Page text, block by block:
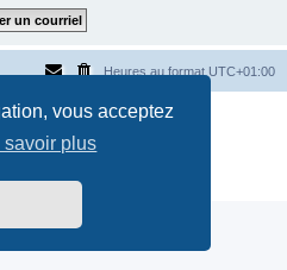
vous acceptez
savoir plus
Heures au format UTC+01:00
Software © phpBB Limited
phpBB-fr.com
car club Français